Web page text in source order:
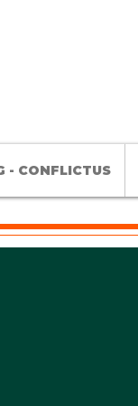
- CONFLICTUS